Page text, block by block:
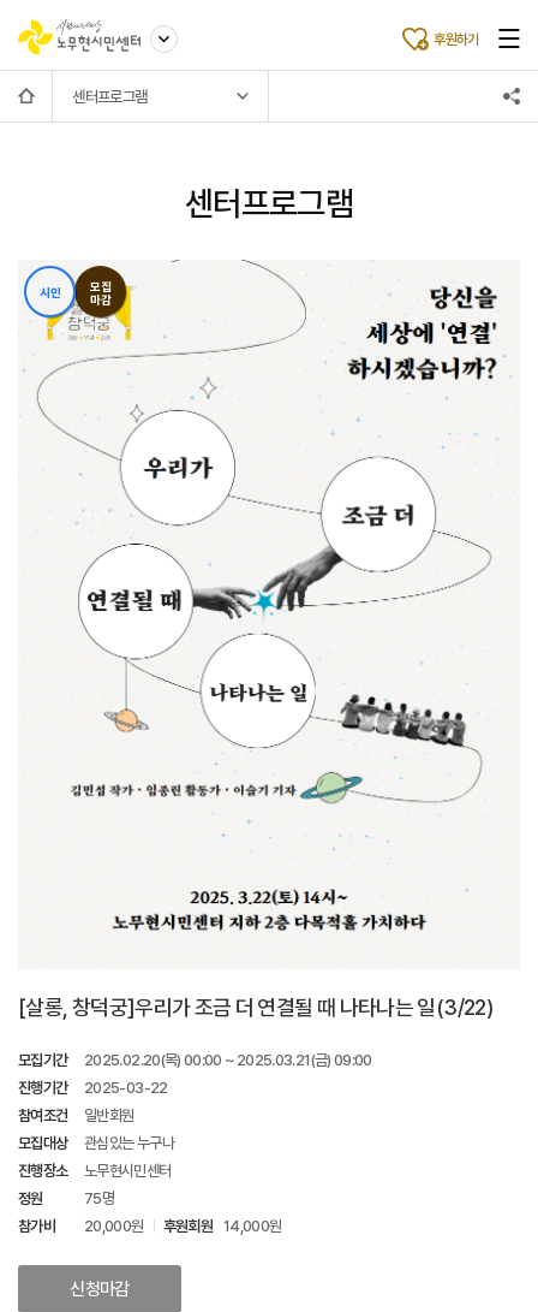
후원하기
센터프로그램
센터프로그램
시민
모집
마감
[살롱, 창덕궁]우리가 조금 더 연결될 때 나타나는 일(3/22)
모집기간
2025.02.20(목) 00:00 ~ 2025.03.21(금) 09:00
진행기간
2025-03-22
참여조건
일반회원
모집대상
관심있는 누구나
진행장소
노무현시민센터
정원
75명
참가비
20,000원 후원회원 14,000원
신청마감